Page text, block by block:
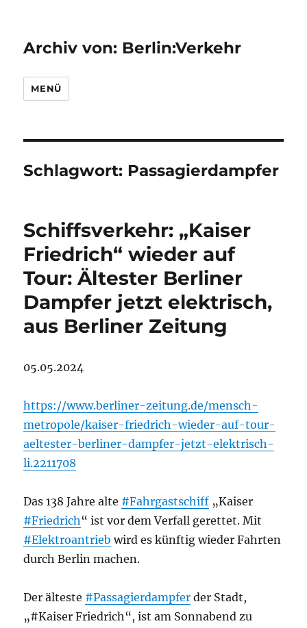
Archiv von: Berlin:Verkehr
MENÜ
Schlagwort: Passagierdampfer
Schiffsverkehr: „Kaiser
Friedrich“ wieder auf
Tour: Ältester Berliner
Dampfer jetzt elektrisch,
aus Berliner Zeitung
05.05.2024
https://www.berliner-zeitung.de/mensch-
metropole/kaiser-friedrich-wieder-auf-tour-
aeltester-berliner-dampfer-jetzt-elektrisch-
li.2211708
Das 138 Jahre alte #Fahrgastschiff „Kaiser
#Friedrich“ ist vor dem Verfall gerettet. Mit
#Elektroantrieb wird es künftig wieder Fahrten
durch Berlin machen.
Der älteste #Passagierdampfer der Stadt,
„#Kaiser Friedrich“, ist am Sonnabend zu